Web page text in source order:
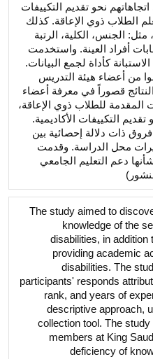
نحو تقديم التكييفات
الطلاب ذوي الإعاقة. كذلك
الجنس، الكلية، الرتبة
أفراد العينة. واستخدمت
كأداة لجمع البيانات.
عينة الدراسة من 213 عضوا من أعضاء هيئة التدريس
قصوراً في معرفة أعضاء
المقدمة للطلاب ذوي الإعاقة،
تقديم التكييفات الأكاديمية.
ذات دلالة إحصائية بين
محل الدراسة. وقدمت
دعم التعليم الجامعي
The study aimed to
knowledge of the
disabilities, in addition
providing academic
disabilities. The
participants' responds
rank, and years of
descriptive approach,
collection tool. The
members at King
deficiency of